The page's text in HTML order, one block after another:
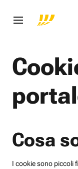
Cosa
I cookie sono piccoli